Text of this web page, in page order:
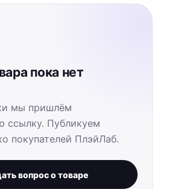
пока нет
мы пришлём
ссылку. Публикуем
покупателей ПлэйЛаб.
вопрос о товаре